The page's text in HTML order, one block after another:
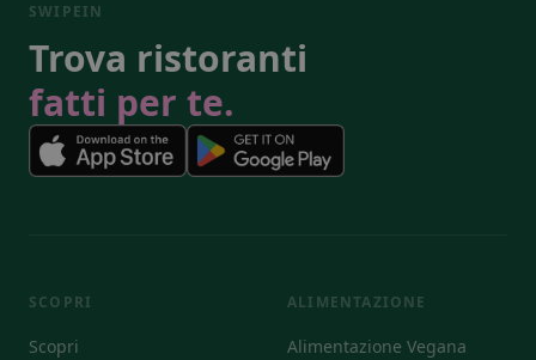
SWIPEIN
Trova ristoranti
fatti per te.
SCOPRI
Scopri
ALIMENTAZIONE
Alimentazione Vegana